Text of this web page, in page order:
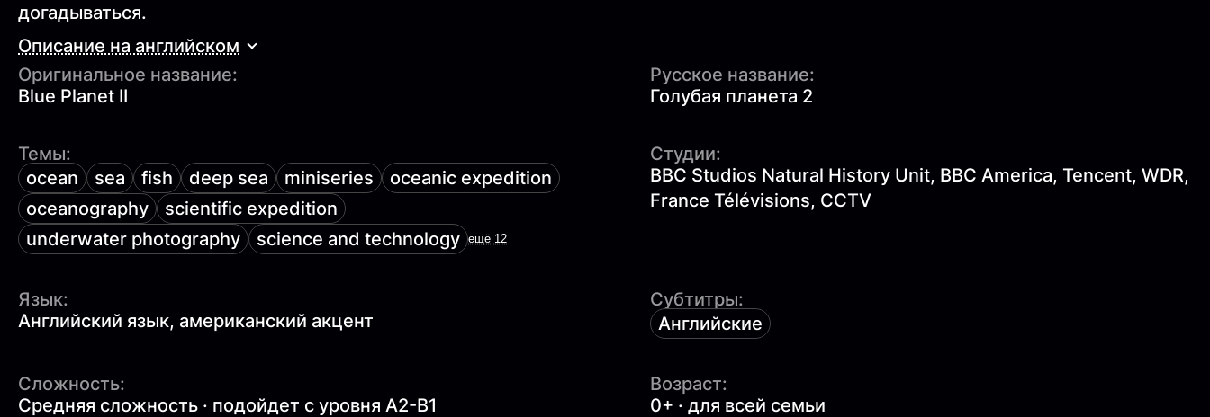
догадываться.
Описание на английском
Оригинальное название:
Blue Planet II
Русское название:
Голубая планета 2
Темы:
ocean
sea fish deep sea miniseries
oceanic expedition
oceanography
scientific expedition
underwater photography
science and technology ещё 12
Студии:
BBC Studios Natural History Unit, BBC America, Tencent, WDR,
France Télévisions, CCTV
Язык:
Английский язык, американский акцент
Субтитры:
Английские
Сложность:
Средняя сложность · подойдет с уровня A2-B1
Возраст:
0+ · для всей семьи